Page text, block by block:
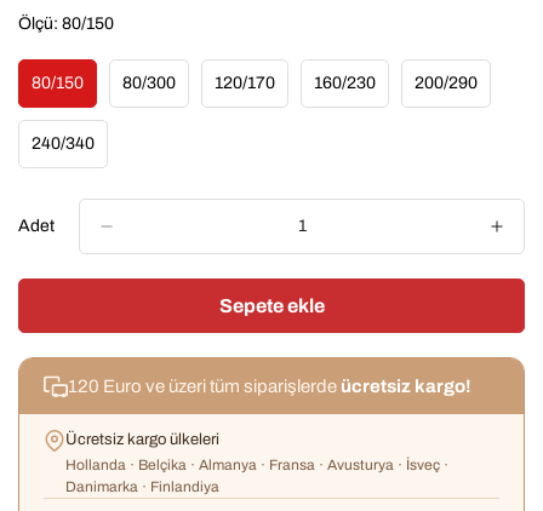
Ölçü: 80/150
80/150
Variant
Sold
Out
80/300
Variant
Sold
120/170
Variant
Sold
160/230
Variant
Sold
200/290
Variant
Sold
240/340
Variant
Sold
Out
Adet
Sepete ekle
120 Euro ve üzeri tüm siparişlerde ücretsiz kargo!
Ücretsiz kargo ülkeleri
Hollanda · Belçika · Almanya · Fransa · Avusturya · İsveç ·
Danimarka · Finlandiya